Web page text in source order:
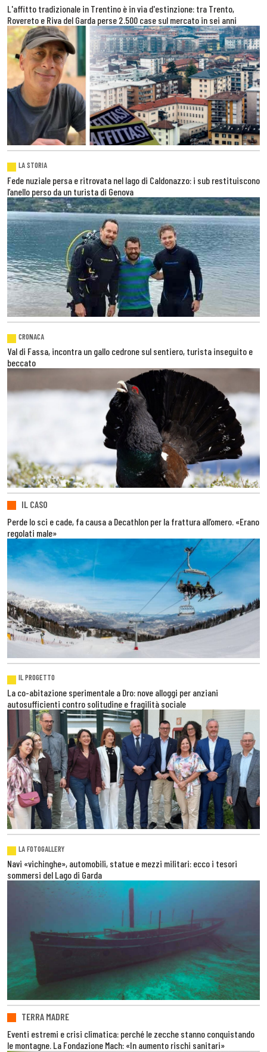
L'affitto tradizionale in Trentino è in via d'estinzione: tra Trento,
Rovereto e Riva del Garda perse 2.500 case sul mercato in sei anni
LA STORIA
Fede nuziale persa e ritrovata nel lago di Caldonazzo: i sub restituiscono
l’anello perso da un turista di Genova
CRONACA
Val di Fassa, incontra un gallo cedrone sul sentiero, turista inseguito e
beccato
IL CASO
Perde lo sci e cade, fa causa a Decathlon per la frattura all’omero. «Erano
regolati male»
IL PROGETTO
La co-abitazione sperimentale a Dro: nove alloggi per anziani
autosufficienti contro solitudine e fragilità sociale
LA FOTOGALLERY
Navi «vichinghe», automobili, statue e mezzi militari: ecco i tesori
sommersi del Lago di Garda
TERRA MADRE
Eventi estremi e crisi climatica: perché le zecche stanno conquistando
le montagne. La Fondazione Mach: «In aumento rischi sanitari»